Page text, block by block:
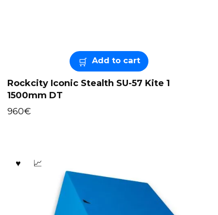
Add to cart
Rockcity Iconic Stealth SU-57 Kite 1
1500mm DT
960€